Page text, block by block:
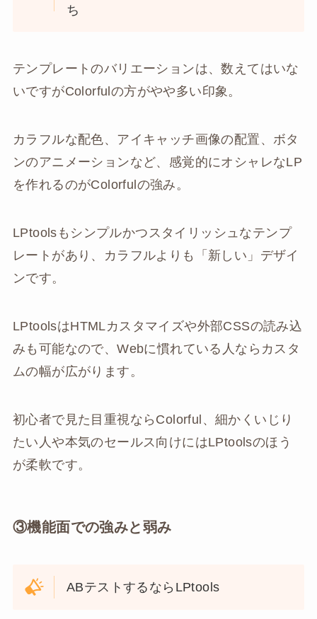
ち
テンプレートのバリエーションは、数えてはいな
いですがColorfulの方がやや多い印象。
カラフルな配色、アイキャッチ画像の配置、ボタ
ンのアニメーションなど、感覚的にオシャレなLP
を作れるのがColorfulの強み。
LPtoolsもシンプルかつスタイリッシュなテンプ
レートがあり、カラフルよりも「新しい」デザイ
ンです。
LPtoolsはHTMLカスタマイズや外部CSSの読み込
みも可能なので、Webに慣れている人ならカスタ
ムの幅が広がります。
初心者で見た目重視ならColorful、細かくいじり
たい人や本気のセールス向けにはLPtoolsのほう
が柔軟です。
③機能面での強みと弱み
ABテストするならLPtools